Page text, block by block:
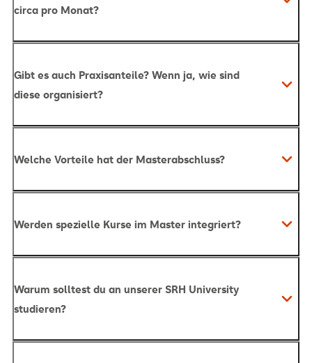
circa pro Monat?
Gibt es auch Praxisanteile? Wenn ja, wie sind
diese organisiert?
Welche Vorteile hat der Masterabschluss?
Werden spezielle Kurse im Master integriert?
Warum solltest du an unserer SRH University
studieren?